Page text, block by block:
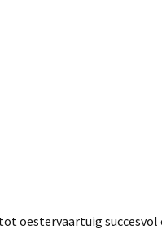
tot oestervaartuig succesvol